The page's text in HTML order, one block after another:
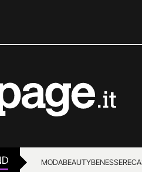
MODABEAUTYBENESSERE